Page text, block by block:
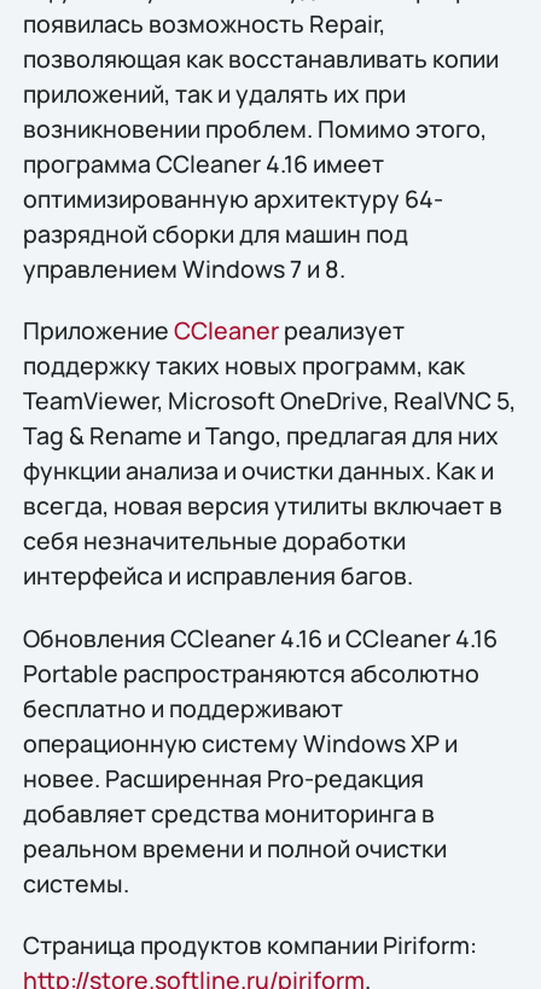
появилась возможность Repair,
позволяющая как восстанавливать копии
приложений, так и удалять их при
возникновении проблем. Помимо этого,
программа CCleaner 4.16 имеет
оптимизированную архитектуру 64-
разрядной сборки для машин под
управлением Windows 7 и 8.
ПриложениеCCleanerреализует
поддержку таких новых программ, как
TeamViewer, Microsoft OneDrive, RealVNC 5,
Tag & Rename и Tango, предлагая для них
функции анализа и очистки данных. Как и
всегда, новая версия утилиты включает в
себя незначительные доработки
интерфейса и исправления багов.
Обновления CCleaner 4.16 и CCleaner 4.16
Portable распространяются абсолютно
бесплатно и поддерживают
операционную систему Windows XP и
новее. Расширенная Pro-редакция
добавляет средства мониторинга в
реальном времени и полной очистки
системы.
Страница продуктов компании Piriform:
http://store.softline.ru/piriform.